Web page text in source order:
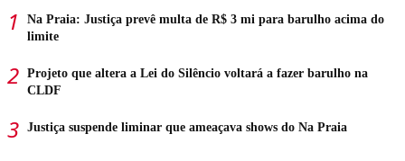
Na Praia: Justiça prevê multa de R$ 3 mi para barulho acima do
limite
Projeto que altera a Lei do Silêncio voltará a fazer barulho na
CLDF
Justiça suspende liminar que ameaçava shows do Na Praia